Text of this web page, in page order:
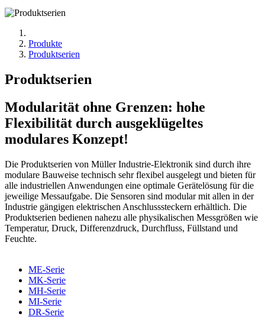
Produkte
Produktserien
Produktserien
Modularität ohne Grenzen: hohe
Flexibilität durch ausgeklügeltes
modulares Konzept!
Die Produktserien von Müller Industrie-Elektronik sind durch ihre
modulare Bauweise technisch sehr flexibel ausgelegt und bieten für
alle industriellen Anwendungen eine optimale Gerätelösung für die
jeweilige Messaufgabe. Die Sensoren sind modular mit allen in der
Industrie gängigen elektrischen Anschlusssteckern erhältlich. Die
Produktserien bedienen nahezu alle physikalischen Messgrößen wie
Temperatur, Druck, Differenzdruck, Durchfluss, Füllstand und
Feuchte.
ME-Serie
MK-Serie
MH-Serie
MI-Serie
DR-Serie